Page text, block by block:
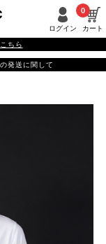
ログイン カート
0
こちら
発送に関して